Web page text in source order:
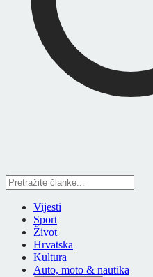
Vijesti
Sport
Život
Hrvatska
Kultura
Auto, moto & nautika